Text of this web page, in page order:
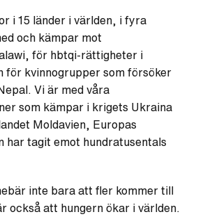
i 15 länder i världen, i fyra
och kämpar mot
för hbtqi-rättigheter i
för kvinnogrupper som försöker
Vi är med våra
som kämpar i krigets Ukraina
Moldavien, Europas
har tagit emot hundratusentals
inte bara att fler kommer till
också att hungern ökar i världen.